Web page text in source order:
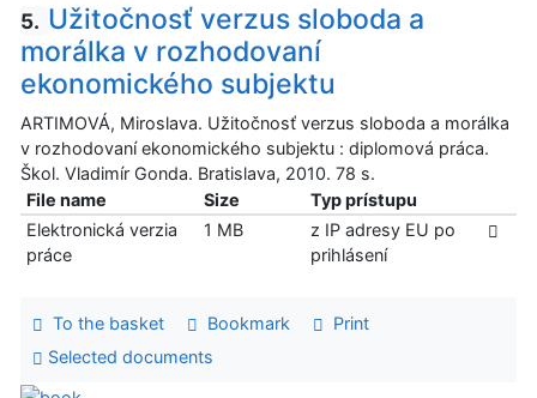
5. Užitočnosť verzus sloboda a
morálka v rozhodovaní
ekonomického subjektu
ARTIMOVÁ, Miroslava. Užitočnosť verzus sloboda a morálka
v rozhodovaní ekonomického subjektu : diplomová práca.
Škol. Vladimír Gonda. Bratislava, 2010. 78 s.
File name
Size
Typ prístupu
Elektronická verzia
práce
1 MB
z IP adresy EU po
prihlásení
To the basket Bookmark
Print
Selected documents